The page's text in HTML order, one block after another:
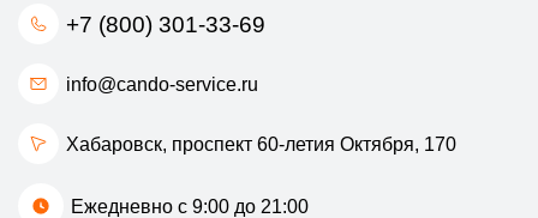
+7 (800) 301-33-69
info@cando-service.ru
Хабаровск, проспект 60-летия Октября, 170
Ежедневно с 9:00 до 21:00